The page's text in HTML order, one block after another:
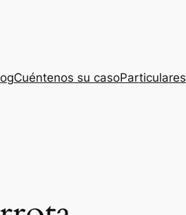
Cuéntenos su casoParticulares